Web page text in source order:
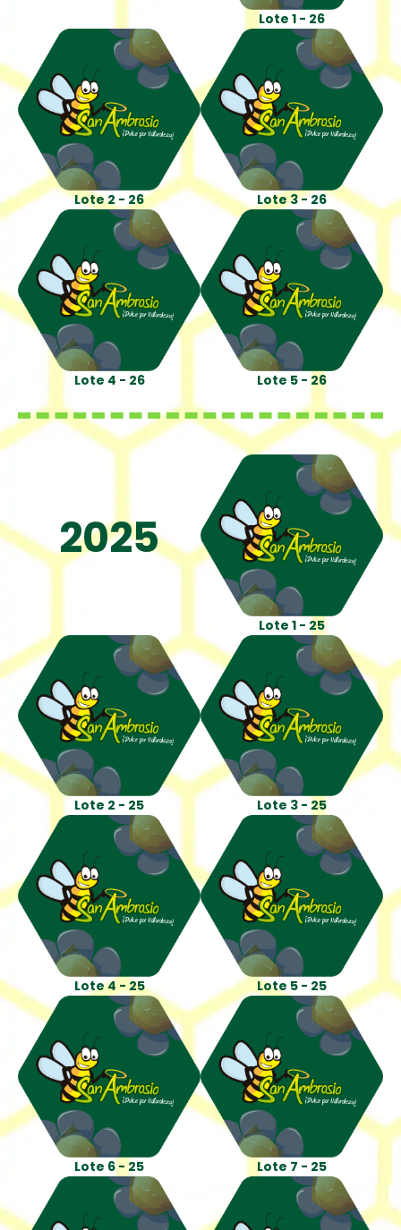
Lote 1 - 26
Lote 2 - 26 Lote 3 - 26
Lote 4 - 26 Lote 5 - 26
2025
Lote 1 - 25
Lote 2 - 25 Lote 3 - 25
Lote 4 - 25 Lote 5 - 25
Lote 6 - 25 Lote 7 - 25